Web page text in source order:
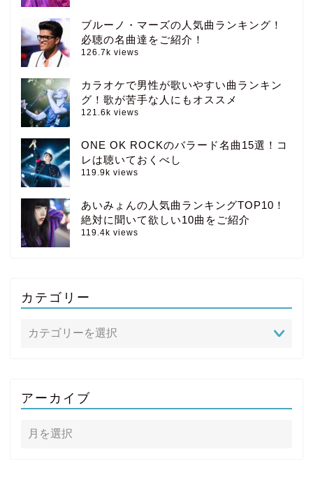
ブルーノ・マーズの人気曲ランキング！
必聴の名曲達をご紹介！
126.7k views
カラオケで男性が歌いやすい曲ランキン
グ！歌が苦手な人にもオススメ
121.6k views
ONE OK ROCKのバラード名曲15選！コ
レは聴いておくべし
119.9k views
あいみょんの人気曲ランキングTOP10！
絶対に聞いて欲しい10曲をご紹介
119.4k views
カテゴリー
アーカイブ